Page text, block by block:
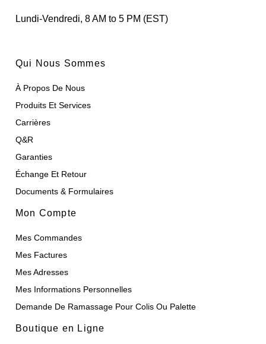
Lundi-Vendredi, 8 AM to 5 PM (EST)
Qui Nous Sommes
À Propos De Nous
Produits Et Services
Carrières
Q&R
Garanties
Échange Et Retour
Documents & Formulaires
Mon Compte
Mes Commandes
Mes Factures
Mes Adresses
Mes Informations Personnelles
Demande De Ramassage Pour Colis Ou Palette
Boutique en Ligne